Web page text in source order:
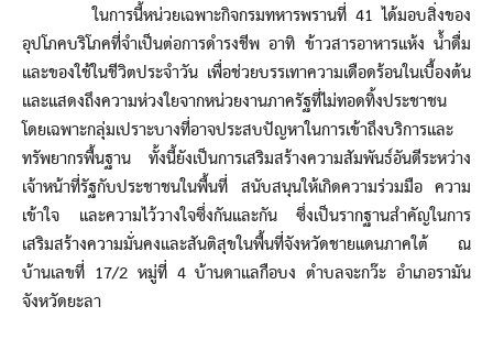
ในการนี้หน่วยเฉพาะกิจกรมทหารพรานที่ 41 ได้มอบสิ่งของ
อุปโภคบริโภคที่จำเป็นต่อการดำรงชีพ อาทิ ข้าวสารอาหารแห้ง น้ำดื่ม
และของใช้ในชีวิตประจำวัน เพื่อช่วยบรรเทาความเดือดร้อนในเบื้องต้น
และแสดงถึงความห่วงใยจากหน่วยงานภาครัฐที่ไม่ทอดทิ้งประชาชน
โดยเฉพาะกลุ่มเปราะบางที่อาจประสบปัญหาในการเข้าถึงบริการและ
ทรัพยากรพื้นฐาน ทั้งนี้ยังเป็นการเสริมสร้างความสัมพันธ์อันดีระหว่าง
เจ้าหน้าที่รัฐกับประชาชนในพื้นที่ สนับสนุนให้เกิดความร่วมมือ ความ
เข้าใจ และความไว้วางใจซึ่งกันและกัน ซึ่งเป็นรากฐานสำคัญในการ
เสริมสร้างความมั่นคงและสันติสุขในพื้นที่จังหวัดชายแดนภาคใต้ ณ
บ้านเลขที่ 17/2 หมู่ที่ 4 บ้านดาแลกือบง ตำบลจะกว๊ะ อำเภอรามัน
จังหวัดยะลา